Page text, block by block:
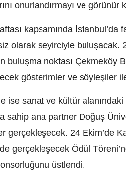
onurlandırmayı ve görünür
kapsamında İstanbul’da
olarak seyirciyle buluşacak.
buluşma noktası Çekmeköy
gösterimler ve söyleşiler
ise sanat ve kültür
sahip ana partner Doğuş
gerçekleşecek. 24 Ekim’de
gerçekleşecek Ödül
üstlendi.